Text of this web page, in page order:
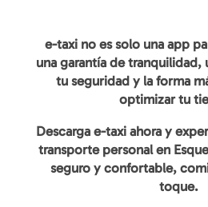
e-taxi no es solo una app
una garantía de
tu seguridad y la forma
optimizar tu
Descarga e-taxi ahora y
transporte personal en
seguro y confortable,
toque.